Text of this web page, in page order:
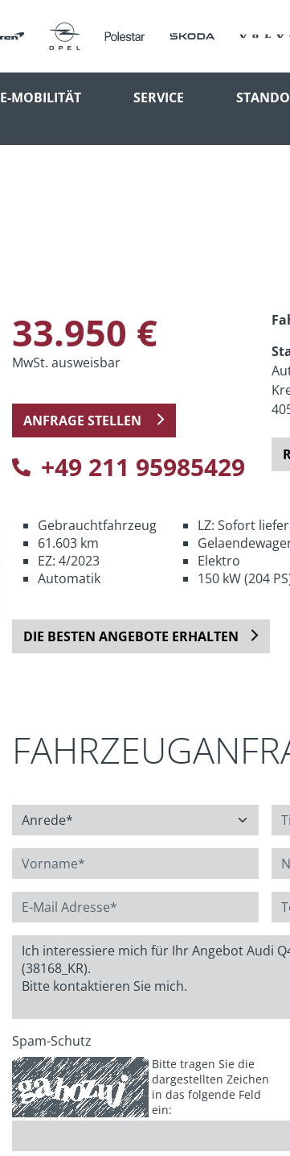
E-MOBILITÄT SERVICE
33.950 €
MwSt. ausweisbar
ANFRAGE STELLEN
+49 211 95985429
Gebrauchtfahrzeug
61.603 km
EZ: 4/2023
Automatik
LZ: Sofort
Elektro
150 kW (204
DIE BESTEN ANGEBOTE ERHALTEN
Spam-Schutz
Bitte tragen Sie die
dargestellten Zeichen
in das folgende Feld
ein: